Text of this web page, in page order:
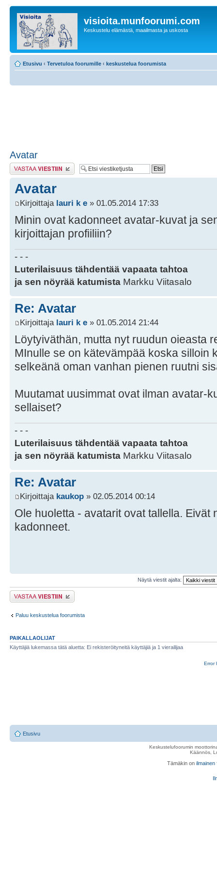
visioita.munfoorumi.com
Keskustelu elämästä, maailmasta ja uskosta
Etusivu ‹ Tervetuloa foorumille ‹ keskustelua foorumista
Avatar
Lähetä vastaus
Avatar
Kirjoittaja lauri k e » 01.05.2014 17:33
Minin ovat kadonneet avatar-kuvat ja
kirjoittajan profiiliin?
- - -
Luterilaisuus tähdentää vapaata tahtoa
ja sen nöyrää katumista Markku Viitasalo
Re: Avatar
Kirjoittaja lauri k e » 01.05.2014 21:44
Löytyiväthän, mutta nyt ruudun oieasta
MInulle se on kätevämpää koska silloin
selkeänä oman vanhan pienen ruutni
Muutamat uusimmat ovat ilman avatar-
sellaiset?
- - -
Luterilaisuus tähdentää vapaata tahtoa
ja sen nöyrää katumista Markku Viitasalo
Re: Avatar
Kirjoittaja kaukop » 02.05.2014 00:14
Ole huoletta - avatarit ovat tallella. Eivät
kadonneet.
Näytä viestit ajalta:
Lähetä vastaus
Paluu keskustelua foorumista
PAIKALLAOLIJAT
Käyttäjiä lukemassa tätä aluetta: Ei rekisteröityneitä käyttäjiä ja 1 vierailijaa
Error
Etusivu
Keskustelufoorumin
Käännös,
Tämäkin on ilmainen